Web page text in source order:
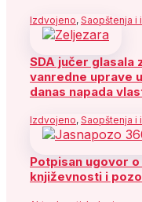
Izdvojeno, Saopštenja i
SDA jučer glasala
vanredne uprave
danas napada
Izdvojeno, Saopštenja i
Potpisan ugovor
književnosti i